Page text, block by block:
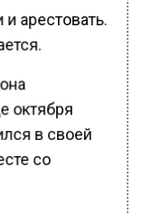
арестовать.
октября
в своей
со